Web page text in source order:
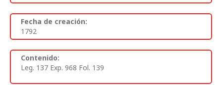
Fecha de creación:
1792
Contenido:
Leg. 137 Exp. 968 Fol. 139